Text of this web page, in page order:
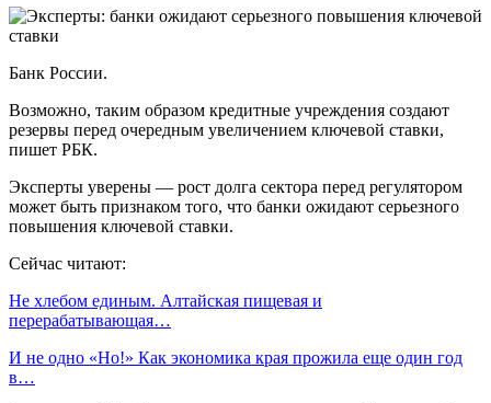
Банк России.
Возможно, таким образом кредитные учреждения создают
резервы перед очередным увеличением ключевой ставки,
пишет РБК.
Эксперты уверены — рост долга сектора перед регулятором
может быть признаком того, что банки ожидают серьезного
повышения ключевой ставки.
Сейчас читают:
Не хлебом единым. Алтайская пищевая и
перерабатывающая…
И не одно «Но!» Как экономика края прожила еще один год
в…